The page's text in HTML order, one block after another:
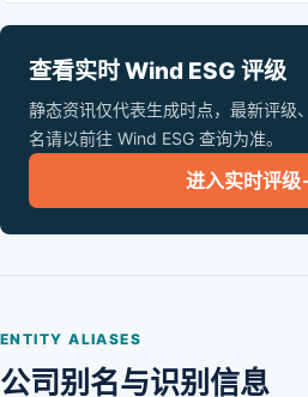
查看实时 Wind ESG 评级
静态资讯仅代表生成时点，最新评级
名请以前往 Wind ESG 查询为准。
进入实时评级
ENTITY ALIASES
公司别名与识别信息